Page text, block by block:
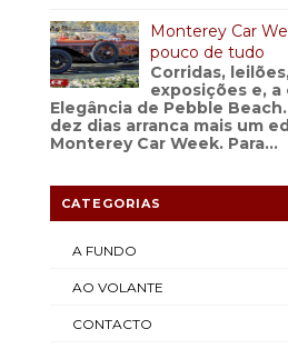
Monterey Car
pouco de tudo
Corridas,
exposições e, a
Elegância de Pebble
dez dias arranca mais um
Monterey Car Week. Para...
CATEGORIAS
A FUNDO
AO VOLANTE
CONTACTO